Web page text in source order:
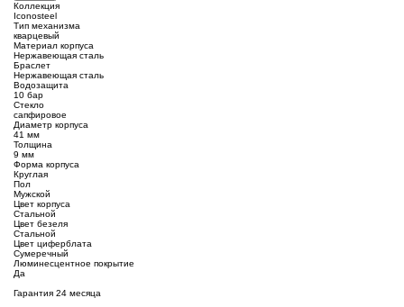
Коллекция
Iconosteel
Тип механизма
кварцевый
Материал корпуса
Нержавеющая сталь
Браслет
Нержавеющая сталь
Водозащита
10 бар
Стекло
сапфировое
Диаметр корпуса
41 мм
Толщина
9 мм
Форма корпуса
Круглая
Пол
Мужской
Цвет корпуса
Стальной
Цвет безеля
Стальной
Цвет циферблата
Сумеречный
Люминесцентное покрытие
Да
Гарантия 24 месяца